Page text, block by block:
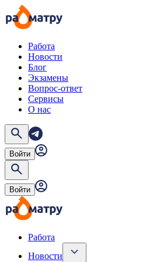
Работа
Новости
Блог
Экзамены
Вопрос-ответ
Сервисы
О нас
Войти
Войти
Работа
Новости